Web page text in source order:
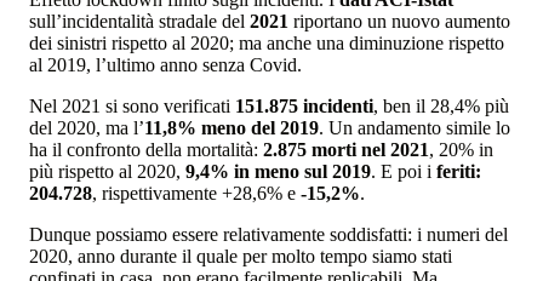
sull’incidentalità stradale del 2021 riportano un nuovo aumento
dei sinistri rispetto al 2020; ma anche una diminuzione rispetto
al 2019, l’ultimo anno senza Covid.
Nel 2021 si sono verificati 151.875 incidenti, ben il 28,4% più
del 2020, ma l’11,8% meno del 2019. Un andamento simile lo
ha il confronto della mortalità: 2.875 morti nel 2021, 20% in
più rispetto al 2020, 9,4% in meno sul 2019. E poi i feriti:
204.728, rispettivamente +28,6% e -15,2%.
Dunque possiamo essere relativamente soddisfatti: i numeri del
2020, anno durante il quale per molto tempo siamo stati